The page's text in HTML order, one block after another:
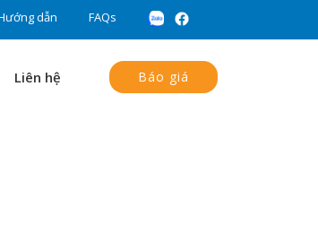
dẫn FAQs
Liên hệ Báo giá